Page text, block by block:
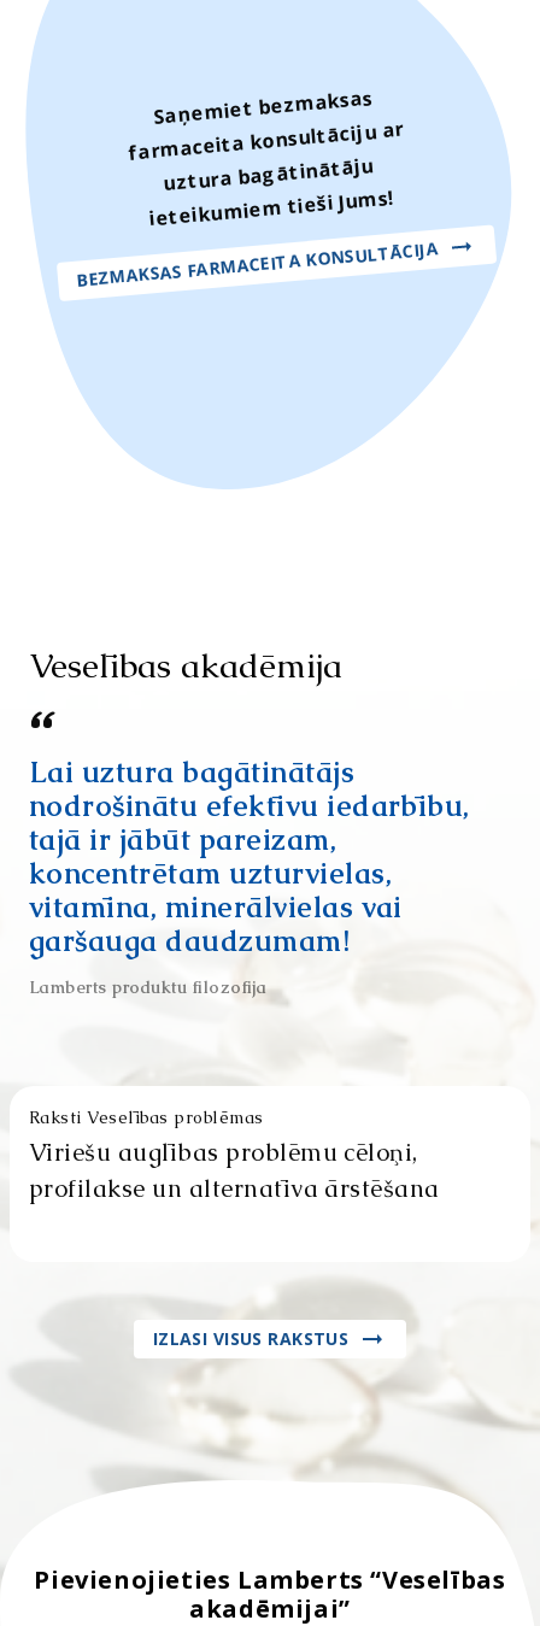
Saņemiet bezmaksas
farmaceita konsultāciju ar
uztura bagātinātāju
ieteikumiem tieši Jums!
BEZMAKSAS FARMACEITA KONSULTĀCIJA
Veselības akadēmija
Lai uztura bagātinātājs
nodrošinātu efektīvu iedarbību,
tajā ir jābūt pareizam,
koncentrētam uzturvielas,
vitamīna, minerālvielas vai
garšauga daudzumam!
Lamberts produktu filozofija
Raksti Veselības problēmas
Vīriešu auglības problēmu cēloņi,
profilakse un alternatīva ārstēšana
IZLASI VISUS RAKSTUS
Pievienojieties Lamberts “Veselības
akadēmijai”